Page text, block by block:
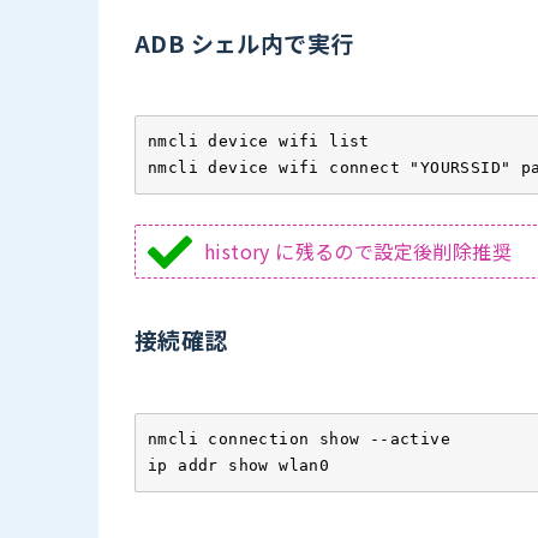
ADB シェル内で実行
nmcli device wifi list
nmcli device wifi connect "YOURSSID"
history に残るので設定後削除推奨
接続確認
nmcli connection show --active
ip addr show wlan0